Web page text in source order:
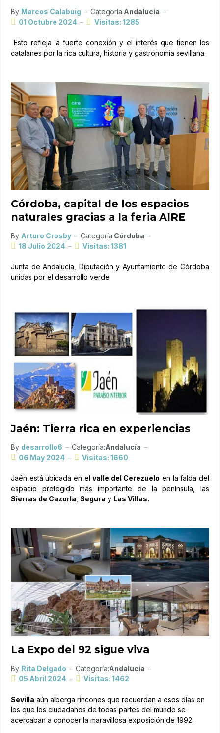
By Marcos Calabuig Categoría:Andalucía
01 Octubre 2024
Visitas: 1285
Esto refleja la fuerte conexión y el interés que tienen los
catalanes por la rica cultura, historia y gastronomía sevillana.
Córdoba, capital de los espacios
naturales gracias a la feria AIRE
By Arturo Crosby Categoría:Córdoba
18 Julio 2024
Visitas: 1381
Junta de Andalucía, Diputación y Ayuntamiento de Córdoba
unidas por el desarrollo verde
Jaén: Tierra rica en experiencias
By desarrollo6 Categoría:Andalucía
06 May 2024
Visitas: 1660
Jaén está ubicada en elvalle del Cerezuelo en la falda del
espacio protegido más importante de la península, las
Sierras de Cazorla Segura y Las Villas.
La Expo del 92 sigue viva
By Rita Delgado Categoría:Andalucía
05 Abril 2024
Visitas: 1462
Sevilla aún alberga rincones que recuerdan a esos días en
los que los ciudadanos de todas partes del mundo se
acercaban a conocer la maravillosa exposición de 1992.